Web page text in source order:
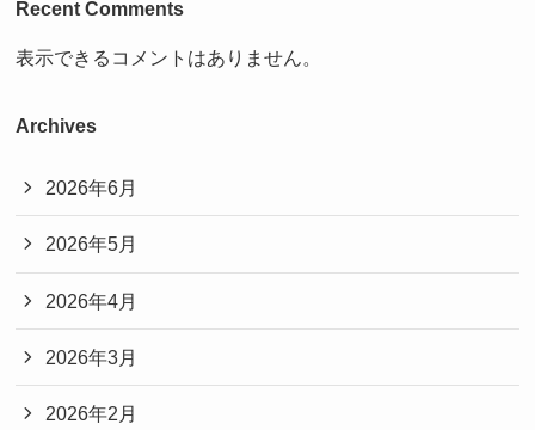
Recent Comments
表示できるコメントはありません。
Archives
2026年6月
2026年5月
2026年4月
2026年3月
2026年2月